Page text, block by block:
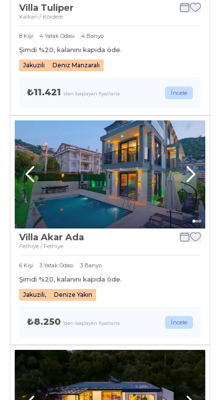
Villa Tuliper
Kalkan / Kördere
8 Kişi 4 Yatak Odası 4 Banyo
Şimdi %20, kalanını kapıda öde.
Jakuzili Deniz Manzaralı
₺11.421 'den başlayan fiyatlarla İncele
Villa Akar Ada
Fethiye / Fethiye
6 Kişi 3 Yatak Odası 3 Banyo
Şimdi %20, kalanını kapıda öde.
Jakuzili, Denize Yakın
₺8.250 'den başlayan fiyatlarla İncele